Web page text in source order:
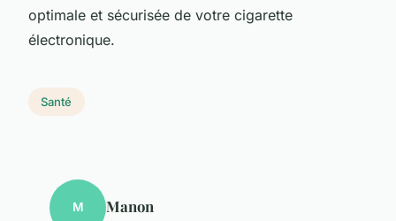
optimale et sécurisée de votre cigarette
électronique.
Santé
M Manon